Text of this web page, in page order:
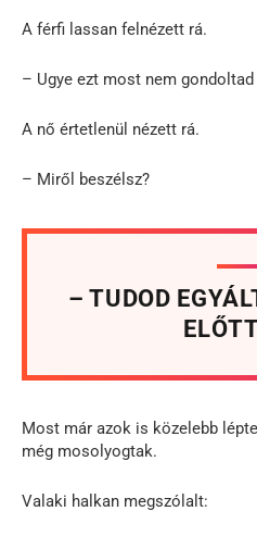
A férfi lassan felnézett rá.
– Ugye ezt most nem
A nő értetlenül nézett rá.
– Miről beszélsz?
– TUDOD
Most már azok is közelebb
még mosolyogtak.
Valaki halkan megszólalt: